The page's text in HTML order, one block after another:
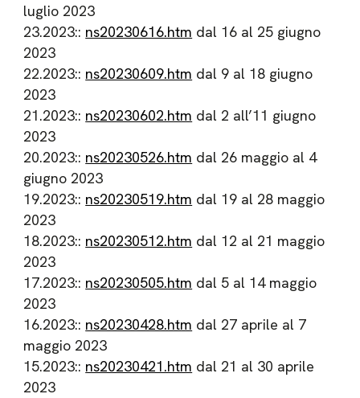
luglio 2023
23.2023:: ns20230616.htm dal 16 al 25 giugno
2023
22.2023:: ns20230609.htm dal 9 al 18 giugno
2023
21.2023:: ns20230602.htm dal 2 all’11 giugno
2023
20.2023:: ns20230526.htm dal 26 maggio al 4
giugno 2023
19.2023:: ns20230519.htm dal 19 al 28 maggio
2023
18.2023:: ns20230512.htm dal 12 al 21 maggio
2023
17.2023:: ns20230505.htm dal 5 al 14 maggio
2023
16.2023:: ns20230428.htm dal 27 aprile al 7
maggio 2023
15.2023:: ns20230421.htm dal 21 al 30 aprile
2023